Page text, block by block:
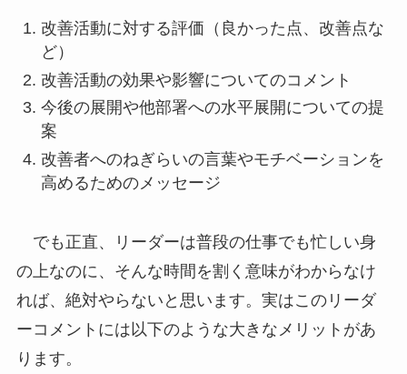
改善活動に対する評価（良かった点、改善点な
ど）
改善活動の効果や影響についてのコメント
今後の展開や他部署への水平展開についての提
案
改善者へのねぎらいの言葉やモチベーションを
高めるためのメッセージ
でも正直、リーダーは普段の仕事でも忙しい身
の上なのに、そんな時間を割く意味がわからなけ
れば、絶対やらないと思います。実はこのリーダ
ーコメントには以下のような大きなメリットがあ
ります。